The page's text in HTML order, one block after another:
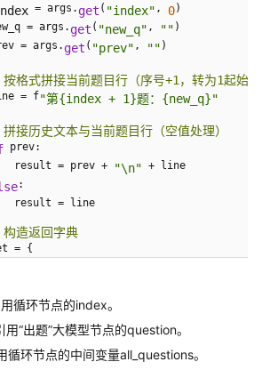
= args. get ( "index" , 0)
= args.
get ( "new_q" , "" )
= args.
get ( "prev" , "" )
格式拼接当前题目行（序号+1，转为1起始
= f
"第{index + 1}题：{new_q}"
接历史文本与当前题目行（空值处理）
prev:
result = prev +
"\n" + line
:
result = line
造返回字典
= {
: result
循环节点的index。
用“出题”大模型节点的question。
循环节点的中间变量all_questions。